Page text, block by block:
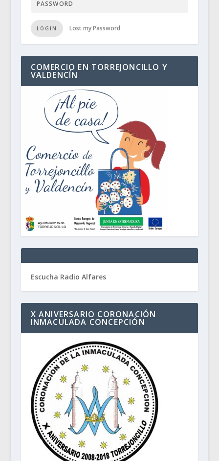
LOGIN Lost my Password
COMERCIO EN TORREJONCILLO Y
VALDENCÍN
Escucha Radio Alfares
X ANIVERSARIO CORONACIÓN
INMACULADA CONCEPCIÓN